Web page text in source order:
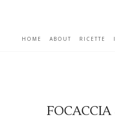
HOME ABOUT RICETTE